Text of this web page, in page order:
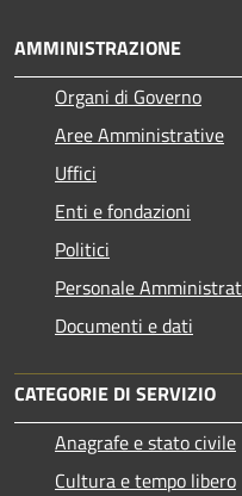
AMMINISTRAZIONE
Organi di Governo
Aree Amministrative
Uffici
Enti e fondazioni
Politici
Personale
Documenti e dati
CATEGORIE DI SERVIZIO
Anagrafe e stato civile
Cultura e tempo libero